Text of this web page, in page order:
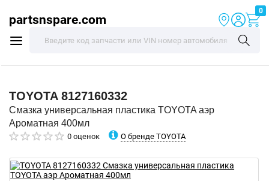
partsnspare.com
0
TOYOTA 8127160332
Смазка универсальная пластика TOYOTA аэр
Ароматная 400мл
0 оценок О бренде TOYOTA